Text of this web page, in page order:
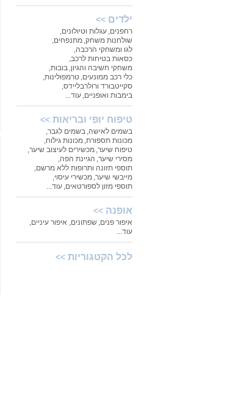
ילדים >>
רחפנים, עגלות וטיולונים,
שולחנות משחק, מתנפחים,
לגו ומשחקי הרכבה,
כסאות בטיחות לרכב,
משחקי חשיבה והגיון, בובות,
כלי רכב ממונעים, טרמפולינות,
סקייטבורד ורולרבליידס,
בימבות ואופניים, עוד...
טיפוח יופי ובריאות >>
בשמים לאישה, בשמים לגבר,
מכונות תספורת, מכונות גילוח,
טיפוח שיער, מכשירים לעיצוב שיער,
מסירי שיער, הגיינת הפה,
תוספי תזונה ותרופות ללא מרשם,
מייבשי שיער, מכשירי עיסוי,
תוספי מזון לספורטאים, עוד...
אופנה >>
איפור פנים, שפתונים, איפור עיניים,
עוד...
לכל הקטגוריות >>